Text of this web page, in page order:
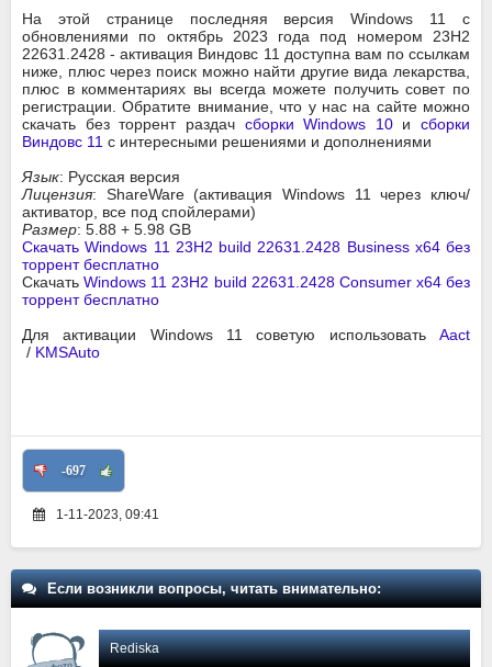
На этой странице последняя версия Windows 11 с
обновлениями по октябрь 2023 года под номером 23H2
22631.2428 - активация Виндовс 11 доступна вам по ссылкам
ниже, плюс через поиск можно найти другие вида лекарства,
плюс в комментариях вы всегда можете получить совет по
регистрации. Обратите внимание, что у нас на сайте можно
скачать без торрент раздач сборки Windows 10и сборки
Виндовс 11 с интересными решениями и дополнениями
Язык: Русская версия
Лицензия: ShareWare (активация Windows 11 через ключ/
активатор, все под спойлерами)
Размер: 5.88 + 5.98 GB
Скачать Windows 11 23H2 build 22631.2428 Business x64 без
торрент бесплатно
СкачатьWindows 11 23H2 build 22631.2428 Consumer x64 без
торрент бесплатно
Для активации Windows 11 советую использовать
Aact
/ KMSAuto
-697
1-11-2023, 09:41
Если возникли вопросы, читать внимательно:
Rediska